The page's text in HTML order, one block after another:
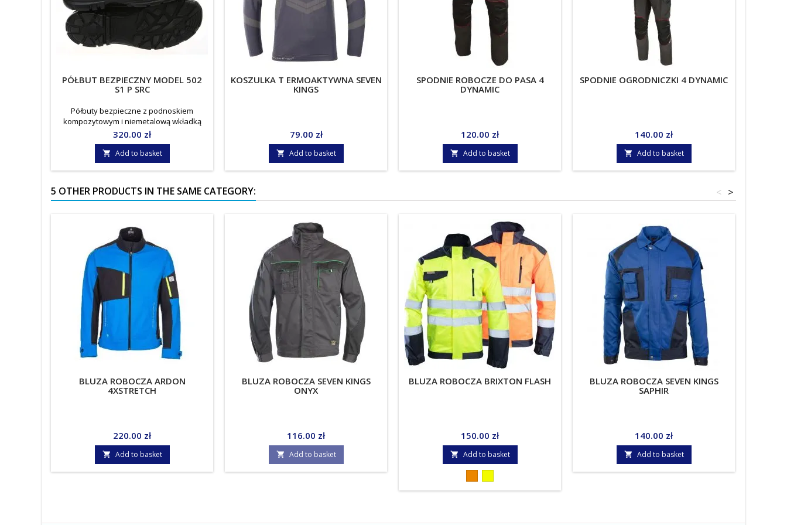
PÓŁBUT BEZPIECZNY MODEL 502
S1 P SRC
Półbuty bezpieczne z podnoskiem
kompozytowym i niemetalową wkładką
antyprzebiciową Norma: EN ISO 20345
jednostka miary: para
Price
320.00 zł
 Add to basket
KOSZULKA T ERMOAKTYWNA SEVEN
KINGS
Price
79.00 zł
 Add to basket
SPODNIE ROBOCZE DO PASA 4
DYNAMIC
Price
120.00 zł
 Add to basket
SPODNIE OGRODNICZKI 4 DYNAMIC
Price
140.00 zł
 Add to basket
5 OTHER PRODUCTS IN THE SAME CATEGORY: >
<
BLUZA ROBOCZA ARDON
4XSTRETCH
Price
220.00 zł
 Add to basket
BLUZA ROBOCZA SEVEN KINGS
ONYX
Price
116.00 zł
 Add to basket
BLUZA ROBOCZA BRIXTON FLASH
Price
150.00 zł
 Add to basket
BLUZA ROBOCZA SEVEN KINGS
SAPHIR
Price
140.00 zł
 Add to basket